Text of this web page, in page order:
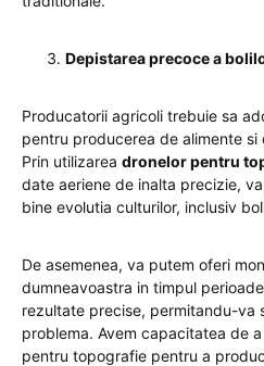
Depistarea precoce a
Producatorii agricoli trebuie sa
pentru producerea de alimente
Prin utilizarea dronelor pentru
date aeriene de inalta precizie,
bine evolutia culturilor, inclusiv
De asemenea, va putem oferi
dumneavoastra in timpul
rezultate precise, permitandu-va
problema. Avem capacitatea de
pentru topografie pentru a